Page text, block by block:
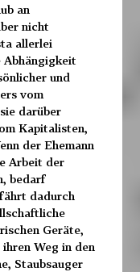
an
nicht
allerlei
Abhängigkeit
und
vom
darüber
Kapitalisten,
der Ehemann
Arbeit der
bedarf
dadurch
Geräte,
Weg in den
Staubsauger